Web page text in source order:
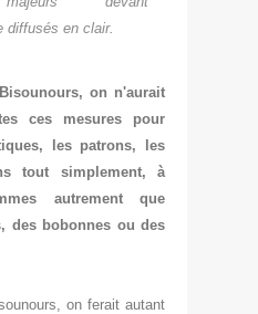
diffusés en clair.
on n'aurait
ces mesures pour
les patrons,
les
tout simplement, à
mes autrement que
des bobonnes ou des
ounours, on ferait autant